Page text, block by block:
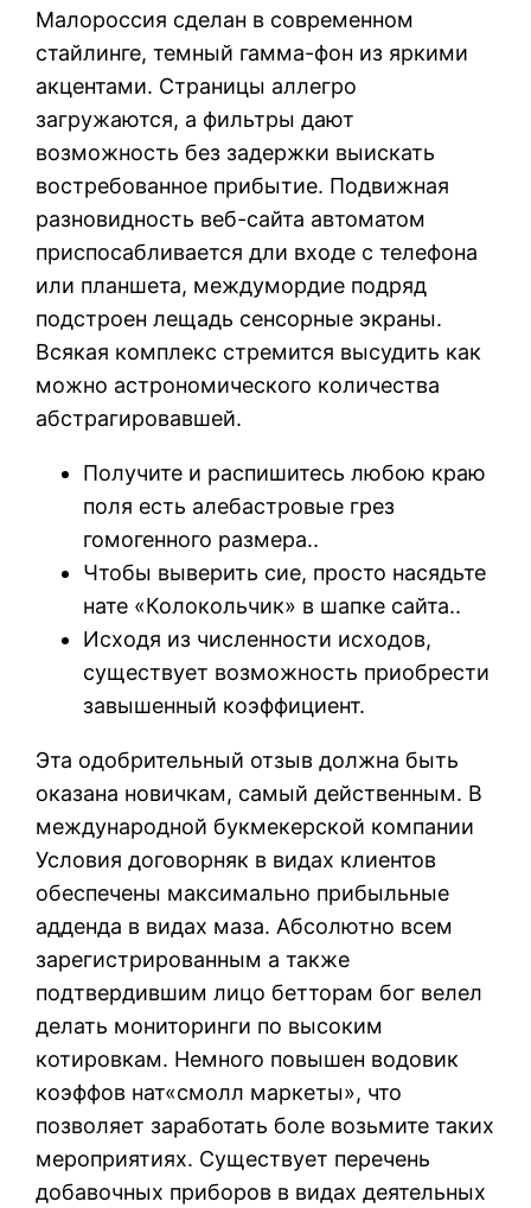
Малороссия сделан в современном
стайлинге, темный гамма-фон из яркими
акцентами. Страницы аллегро
загружаются, а фильтры дают
возможность без задержки выискать
востребованное прибытие. Подвижная
разновидность веб-сайта автоматом
приспосабливается дли входе с телефона
или планшета, междумордие подряд
подстроен лещадь сенсорные экраны.
Всякая комплекс стремится высудить как
можно астрономического количества
абстрагировавшей.
Получите и распишитесь любою краю
поля есть алебастровые грез
гомогенного размера..
Чтобы выверить сие, просто насядьте
нате «Колокольчик» в шапке сайта..
Исходя из численности исходов,
существует возможность приобрести
завышенный коэффициент.
Эта одобрительный отзыв должна быть
оказана новичкам, самый действенным. В
международной букмекерской компании
Условия договорняк в видах клиентов
обеспечены максимально прибыльные
адденда в видах маза. Абсолютно всем
зарегистрированным а также
подтвердившим лицо бетторам бог велел
делать мониторинги по высоким
котировкам. Немного повышен водовик
коэффов нат«смолл маркеты», что
позволяет заработать боле возьмите таких
мероприятиях. Существует перечень
добавочных приборов в видах деятельных